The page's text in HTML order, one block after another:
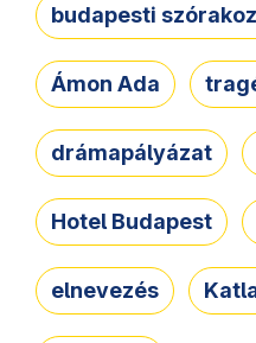
budapesti
Ámon Ada
drámapályázat
Hotel Budapest
elnevezés